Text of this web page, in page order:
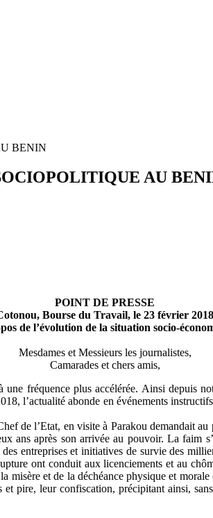
BENIN
AU
POINT DE PRESSE
Bourse du Travail, le 23 février 2018
de l’évolution de la situation socio-
Mesdames et Messieurs les journalistes,
Camarades et chers amis,
fréquence plus accélérée. Ainsi depuis
l’actualité abonde en événements
de l’Etat, en visite à Parakou demandait
ans après son arrivée au pouvoir. La faim
entreprises et initiatives de survie des
ont conduit aux licenciements et au
et de la déchéance physique et
pire, leur confiscation, précipitant ainsi,